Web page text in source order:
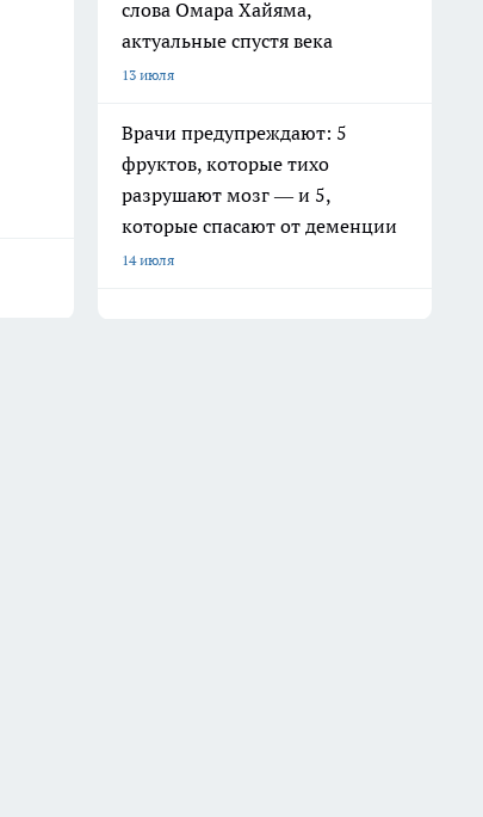
слова Омара Хайяма,
актуальные спустя века
13 июля
Врачи предупреждают: 5
фруктов, которые тихо
разрушают мозг — и 5,
которые спасают от деменции
14 июля